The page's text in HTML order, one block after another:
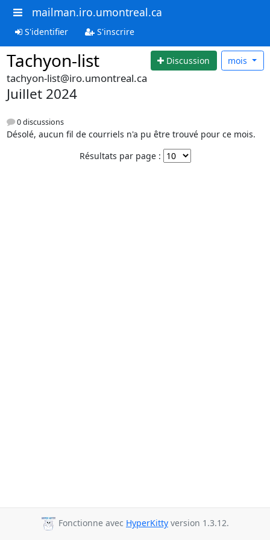
mailman.iro.umontreal.ca
S'identifier S'inscrire
Tachyon-list Discussion mois
tachyon-list@iro.umontreal.ca
Juillet 2024
0 discussions
Désolé, aucun fil de courriels n'a pu être trouvé pour ce mois.
Résultats par page :
Fonctionne avec HyperKitty version 1.3.12.